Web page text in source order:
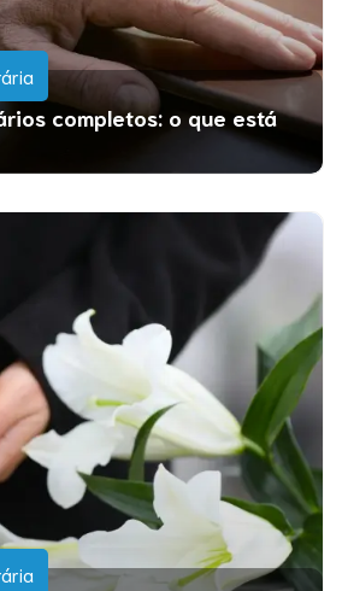
completos: o que está